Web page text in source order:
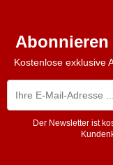
Abonnieren
Kostenlose exklusive
Der Newsletter ist